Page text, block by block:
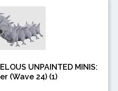
UNPAINTED MINIS:
(Wave 24) (1)